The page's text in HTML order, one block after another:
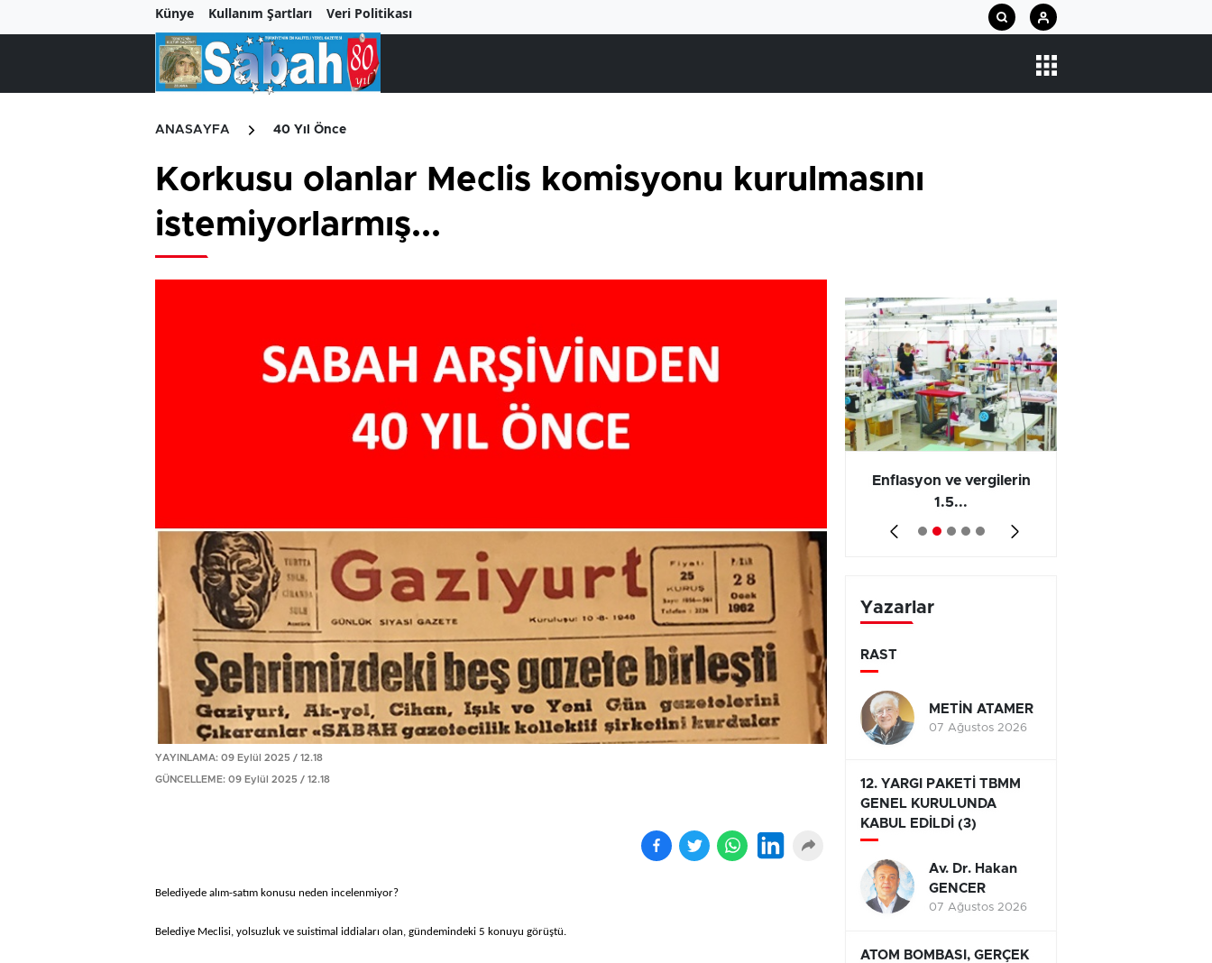
Künye Kullanım Şartları Veri Politikası
ANASAYFA 40 Yıl Önce
Korkusu olanlar Meclis komisyonu kurulmasını
istemiyorlarmış...
YAYINLAMA: 09 Eylül 2025 / 12.18
GÜNCELLEME: 09 Eylül 2025 / 12.18
Belediyede alım-satım konusu neden incelenmiyor?
Belediye Meclisi, yolsuzluk ve suistimal iddiaları olan, gündemindeki 5 konuyu görüştü.
Enflasyon ve vergilerin
1.5...
Yazarlar
RAST
METİN ATAMER
07 Ağustos 2026
12. YARGI PAKETİ TBMM
GENEL KURULUNDA
KABUL EDİLDİ (3)
Av. Dr. Hakan
GENCER
07 Ağustos 2026
ATOM BOMBASI, GERÇEK